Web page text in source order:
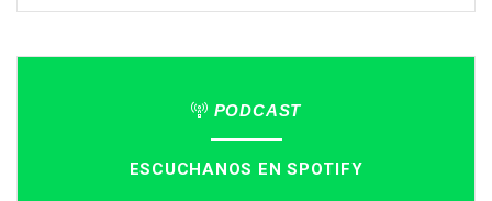
PODCAST
ESCUCHANOS EN SPOTIFY